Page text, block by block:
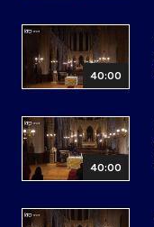
40:00
40:00